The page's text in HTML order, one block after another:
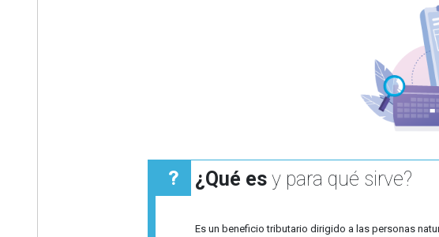
¿Qué es y para qué sirve?
Es un beneficio tributario dirigido a las personas